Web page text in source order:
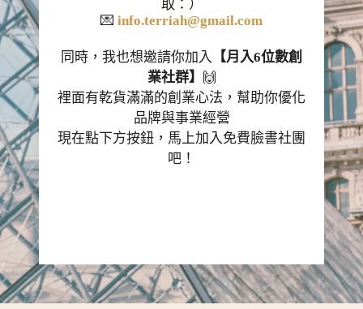
取：）
💌 info.terriah@gmail.com
同時，我也想邀請你加入 【月入6位數創
業社群】 🙌
裡面有乾貨滿滿的創業心法，幫助你優化
品牌與事業經營
現在點下方按鈕，馬上加入免費臉書社團
吧！